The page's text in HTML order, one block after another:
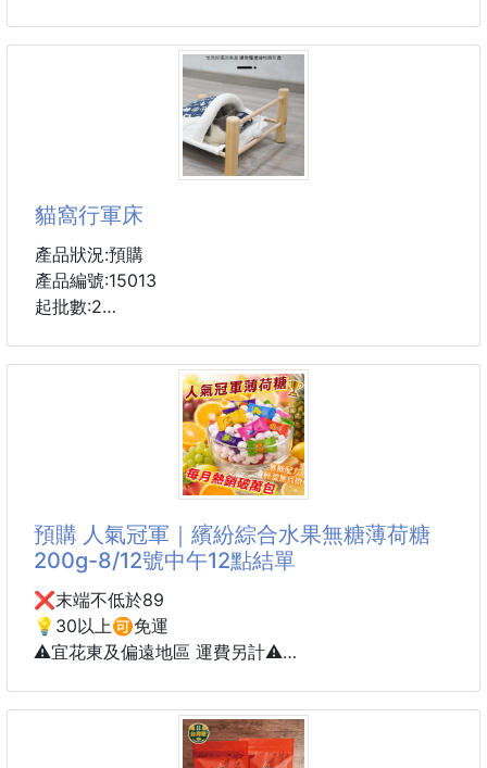
氛體驗，讓你每一次的洗滌過程都感受到滿滿的小草誠
⭐⭐廚房抹布用完怎麼洗就是會由油膩廚餘味
榮獲無數饕客讚賞的好滋味
每一口都回味無窮🤤
選用非基因改黃豆製成🫘
✨10斤黃豆只能做出3斤豆乾✨
濃縮豆子精華美味超好吃🥰
👉傳承百年老滷工藝
Q彈多汁口感與濃郁滷香
滿足味蕾忍不住一塊接一塊😍
🉐團購價：89/包🉐
🅰️麻辣豆乾🌶
辣中帶香超過癮
🅱️沙茶豆乾🥣
經典滋味更唰嘴
🫘豆香融合老滷醬香
一入口就征服味
貓窩行軍床
產品狀況:預購
產品編號:15013
起批數:2
PP棉填充/蓬鬆透氣/柔軟回彈
柔軟絨面/北極絨+法蘭絨/防潮防滑底
#貓窩 #行軍床
預購 人氣冠軍｜繽紛綜合水果無糖薄荷糖
200g-8/12號中午12點結單
❌末端不低於89
💡30以上🉑免運
⚠️宜花東及偏遠地區 運費另計⚠️
👏最近超夯被搶翻的薄荷糖✨